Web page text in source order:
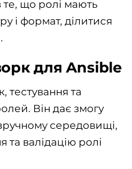
те, що ролі мають
і формат, ділитися
для Ansible
тестування та
Він дає змогу
середовищі,
та валідацію ролі